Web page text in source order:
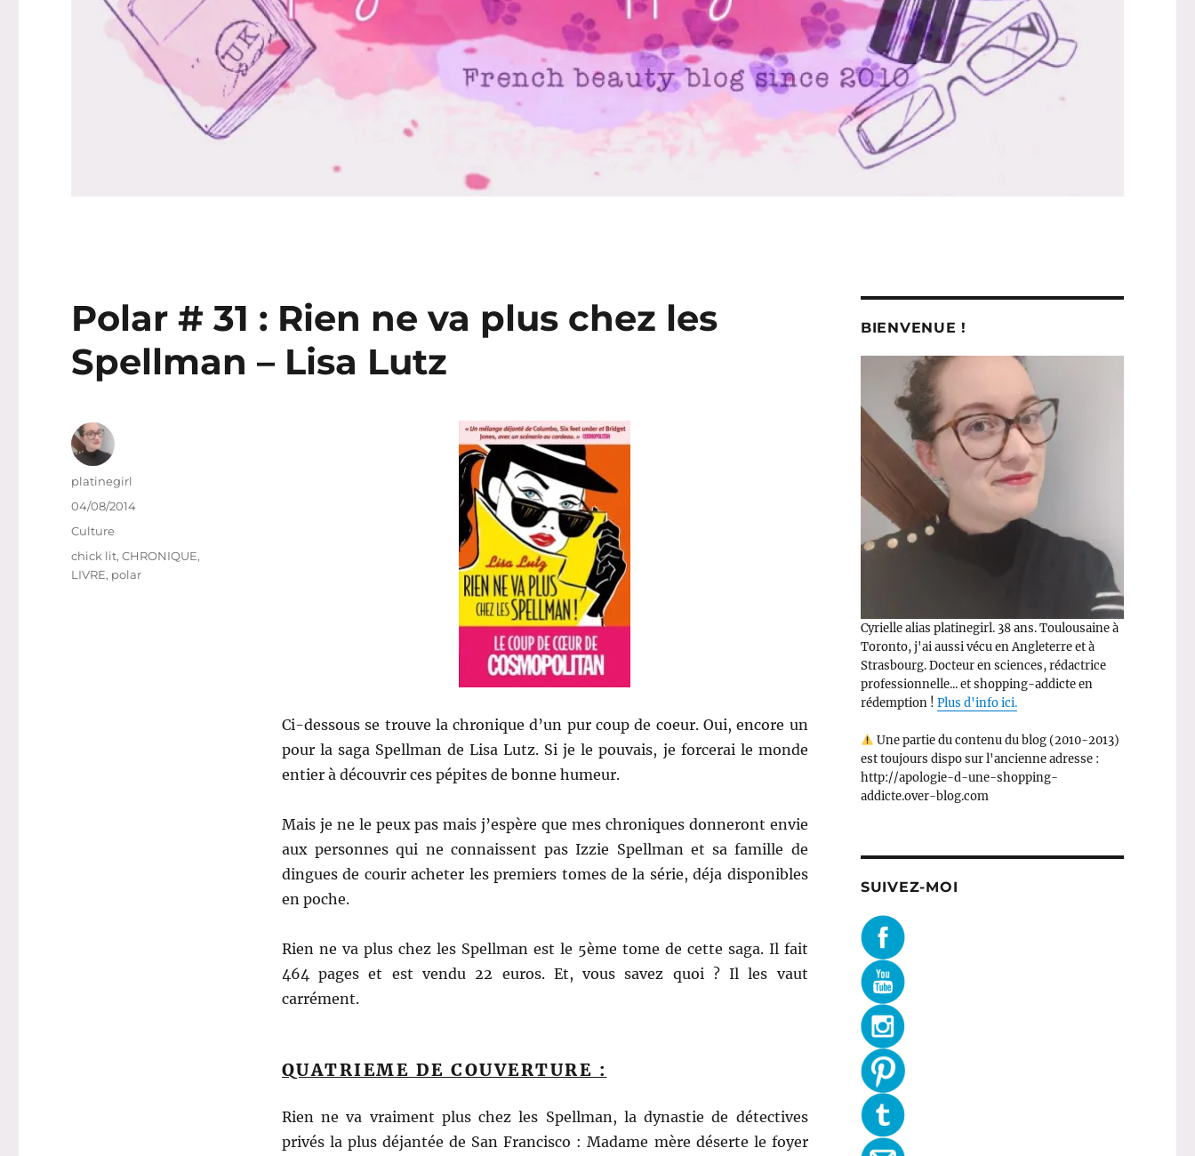
Polar # 31 : Rien ne va plus chez les
Spellman – Lisa Lutz
Ci-dessous se trouve la chronique d’un pur coup de coeur. Oui, encore un
pour la saga Spellman de Lisa Lutz. Si je le pouvais, je forcerai le monde
entier à découvrir ces pépites de bonne humeur.
Mais je ne le peux pas mais j’espère que mes chroniques donneront envie
aux personnes qui ne connaissent pas Izzie Spellman et sa famille de
dingues de courir acheter les premiers tomes de la série, déja disponibles
en poche.
Rien ne va plus chez les Spellman est le 5ème tome de cette saga. Il fait
464 pages et est vendu 22 euros. Et, vous savez quoi ? Il les vaut
carrément.
QUATRIEME DE COUVERTURE :
Rien ne va vraiment plus chez les Spellman, la dynastie de détectives
privés la plus déjantée de San Francisco : Madame mère déserte le foyer
Auteur
platinegirl
Publié
04/08/2014
Catégories
Culture
Étiquettes
chick lit,CHRONIQUE,
LIVRE, polar
BIENVENUE !
Cyrielle alias platinegirl. 38 ans. Toulousaine à
Toronto, j'ai aussi vécu en Angleterre et à
Strasbourg. Docteur en sciences, rédactrice
professionnelle... et shopping-addicte en
rédemption ! Plus d'info ici.
Une partie du contenu du blog (2010-2013)
est toujours dispo sur l'ancienne adresse :
http://apologie-d-une-shopping-
addicte.over-blog.com
SUIVEZ-MOI